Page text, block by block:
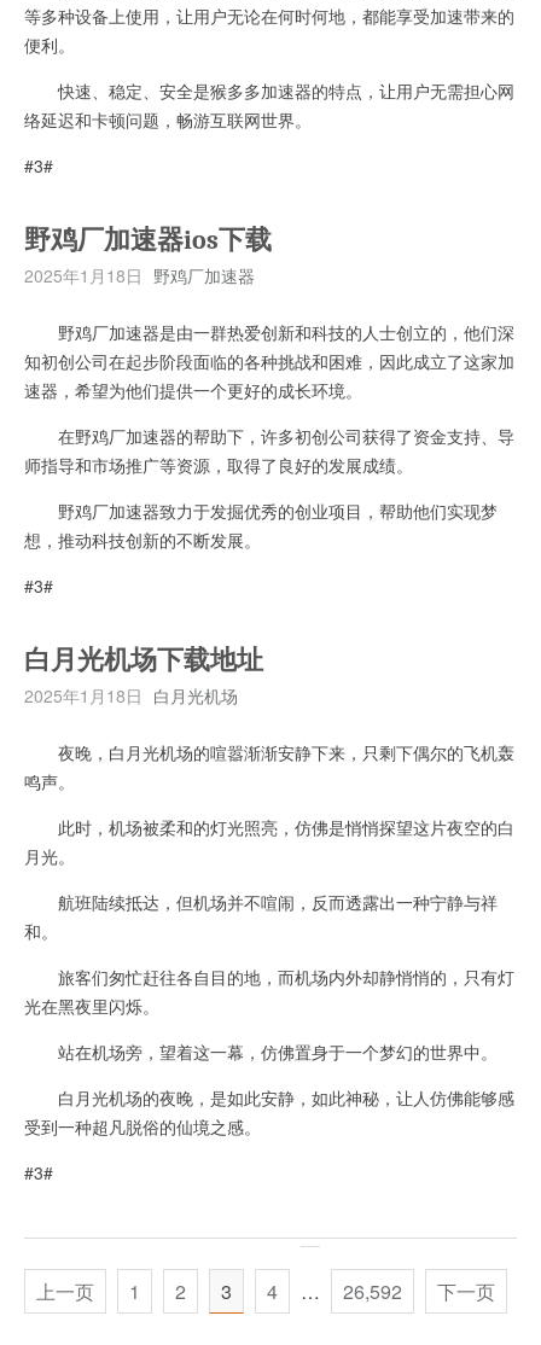
等多种设备上使用，让用户无论在何时何地，都能享受加速带来的
便利。
快速、稳定、安全是猴多多加速器的特点，让用户无需担心网
络延迟和卡顿问题，畅游互联网世界。
#3#
野鸡厂加速器ios下载
2025年1月18日 野鸡厂加速器
野鸡厂加速器是由一群热爱创新和科技的人士创立的，他们深
知初创公司在起步阶段面临的各种挑战和困难，因此成立了这家加
速器，希望为他们提供一个更好的成长环境。
在野鸡厂加速器的帮助下，许多初创公司获得了资金支持、导
师指导和市场推广等资源，取得了良好的发展成绩。
野鸡厂加速器致力于发掘优秀的创业项目，帮助他们实现梦
想，推动科技创新的不断发展。
#3#
白月光机场下载地址
2025年1月18日 白月光机场
夜晚，白月光机场的喧嚣渐渐安静下来，只剩下偶尔的飞机轰
鸣声。
此时，机场被柔和的灯光照亮，仿佛是悄悄探望这片夜空的白
月光。
航班陆续抵达，但机场并不喧闹，反而透露出一种宁静与祥
和。
旅客们匆忙赶往各自目的地，而机场内外却静悄悄的，只有灯
光在黑夜里闪烁。
站在机场旁，望着这一幕，仿佛置身于一个梦幻的世界中。
白月光机场的夜晚，是如此安静，如此神秘，让人仿佛能够感
受到一种超凡脱俗的仙境之感。
#3#
上一页 1 2 3 4 … 26,592 下一页